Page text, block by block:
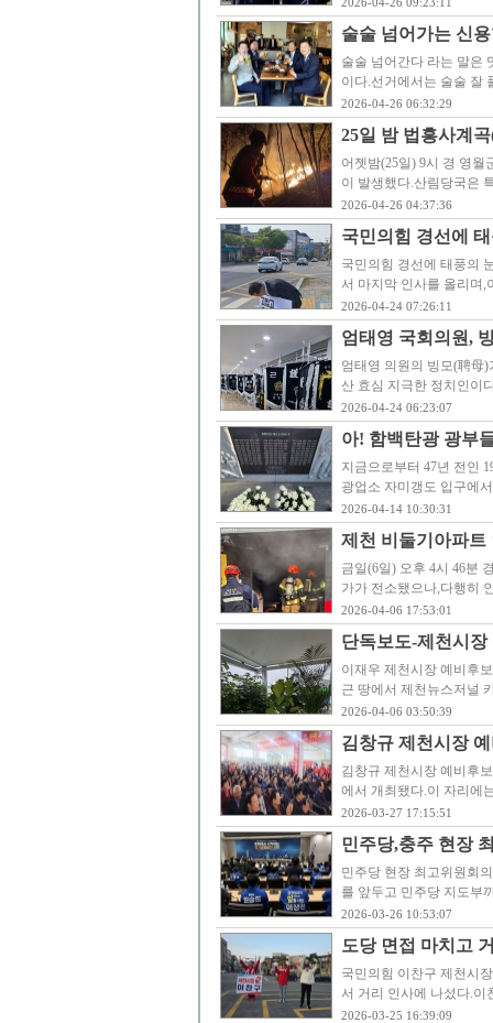
술술 넘어가는 신
술술 넘어간다 라는 말은
이다.선거에서는 술술 잘
2026-04-26 06:32:29
25일 밤 법흥사계
어젯밤(25일) 9시 경 영월
이 발생했다.산림당국은
2026-04-26 04:37:36
국민의힘 경선에
국민의힘 경선에 태풍의
서 마지막 인사를 올리며
2026-04-24 07:26:11
엄태영 국회의원,
엄태영 의원의 빙모(聘母
산 효심 지극한 정치인이
2026-04-24 06:23:07
아! 함백탄광 광부
지금으로부터 47년 전인
광업소 자미갱도 입구에
2026-04-14 10:30:31
제천 비둘기아파트
금일(6일) 오후 4시 46분
가가 전소됐으나,다행히
2026-04-06 17:53:01
단독보도-제천시
이재우 제천시장 예비후
근 땅에서 제천뉴스저널
2026-04-06 03:50:39
김창규 제천시장
김창규 제천시장 예비후
에서 개최됐다.이 자리에
2026-03-27 17:15:51
민주당,충주 현장
민주당 현장 최고위원회
를 앞두고 민주당 지도부
2026-03-26 10:53:07
도당 면접 마치고
국민의힘 이찬구 제천시
서 거리 인사에 나섰다.
2026-03-25 16:39:09